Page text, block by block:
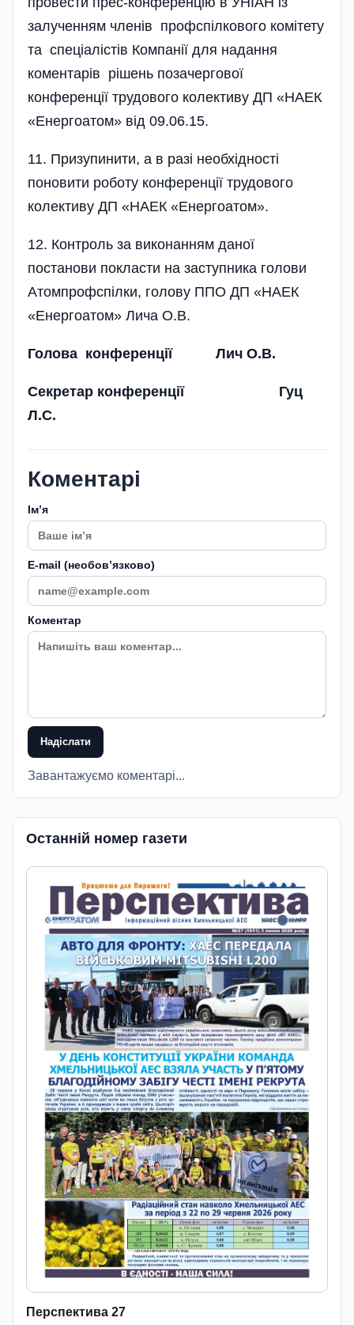
залученням членів профспілкового комі­тету
та спеціалістів Компанії для надання
коментарів рішень позачергової
конференції трудового колективу ДП «НАЕК
«Енергоатом» від 09.06.15.
11. Призупинити, а в разі необхідності
поновити роботу конференції трудо­вого
колективу ДП «НАЕК «Енергоатом».
12. Контроль за виконанням даної
постанови покласти на заступника го­лови
Атомпрофспілки, голову ППО ДП «НАЕК
«Енергоатом» Лича О.В.
Голова конференції Лич О.В.
Секретар конференції Гуц
Л.С.
Коментарі
Імʼя
E-mail (необовʼязково)
Коментар
Надіслати
Завантажуємо коментарі...
Останній номер газети
Перспектива 27